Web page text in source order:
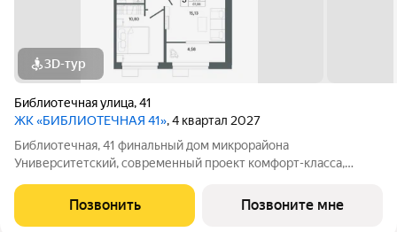
3D-тур
Библиотечная улица,41
ЖК «БИБЛИОТЕЧНАЯ 41», 4 квартал 2027
Библиотечная, 41 финальный дом микрорайона
Университетский, современный проект комфорт-класса,
«Первостроитель». Дом органично вписался в микрорайон,
став его естественным продолжением и унаследовав все
Позвонить Позвоните мне